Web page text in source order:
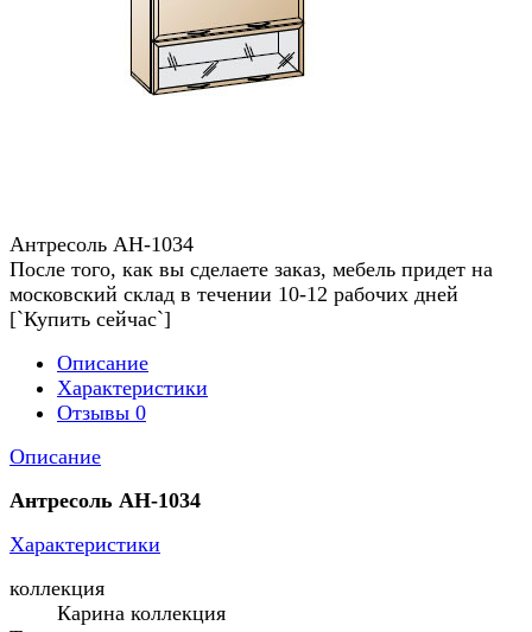
Антресоль АН-1034
После того, как вы сделаете заказ, мебель придет на
московский склад в течении 10-12 рабочих дней
[`Купить сейчас`]
Описание
Характеристики
Отзывы 0
Описание
Антресоль АН-1034
Характеристики
коллекция
Карина коллекция